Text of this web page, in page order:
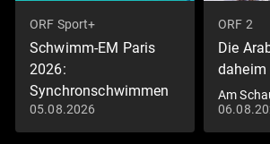
ORF Sport+
Schwimm-EM Paris
2026:
Synchronschwimmen
Akrobatik, Highlights
05.08.2026
ORF 2
Die
daheim
Am